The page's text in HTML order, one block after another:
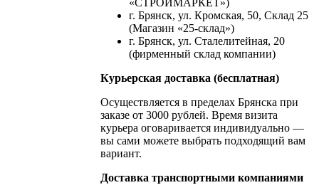
«СТРОЙМАРКЕТ»)
г. Брянск, ул. Кромская, 50, Склад 25
(Магазин «25-склад»)
г. Брянск, ул. Сталелитейная, 20
(фирменный склад компании)
Курьерская доставка (бесплатная)
Осуществляется в пределах Брянска при
заказе от 3000 рублей. Время визита
курьера оговаривается индивидуально —
вы сами можете выбрать подходящий вам
вариант.
Доставка транспортными компаниями